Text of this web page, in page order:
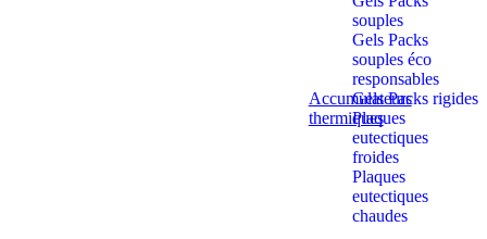
Accumulateurs
thermiques
souples
Gels Packs
souples éco
responsables
Gels Packs rigides
Plaques
eutectiques
froides
Plaques
eutectiques
chaudes